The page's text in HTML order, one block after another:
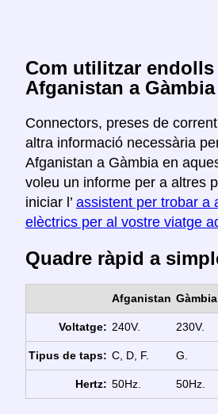
Com utilitzar endolls
Afganistan a Gàmbia
Connectors, preses de
altra informació necessària
Afganistan a Gàmbia en
voleu un informe per a altres
iniciar l’ assistent per trobar a
elèctrics per al vostre viatge
Quadre ràpid a
Afganistan Gàmbia
Voltatge: 240V. 230V.
Tipus de taps: C, D, F. G.
Hertz: 50Hz. 50Hz.